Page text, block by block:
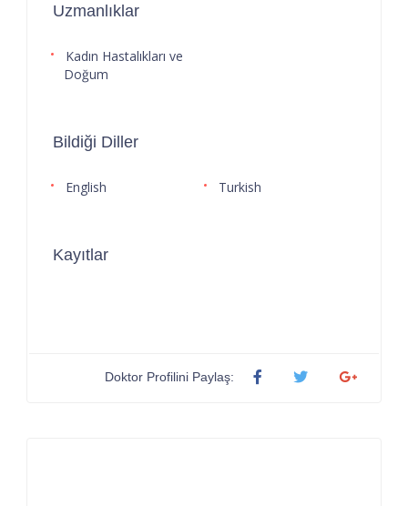
Uzmanlıklar
Kadın Hastalıkları ve
Doğum
Bildiği Diller
English Turkish
Kayıtlar
Doktor Profilini Paylaş: